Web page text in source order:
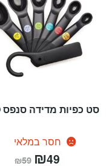
סט כפיות מדידה סנפס OXO
חסר במלאי
₪59 המחיר
₪49